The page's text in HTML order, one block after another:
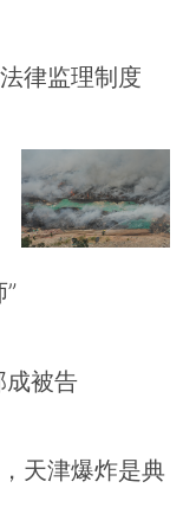
律监理制度
成被告
天津爆炸是典